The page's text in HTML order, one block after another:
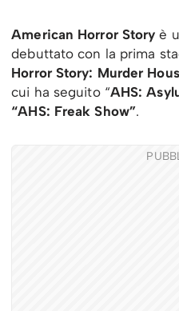
American Horror Story è
debuttato con la prima
Horror Story: Murder
cui ha seguito “AHS:
“AHS: Freak Show”.